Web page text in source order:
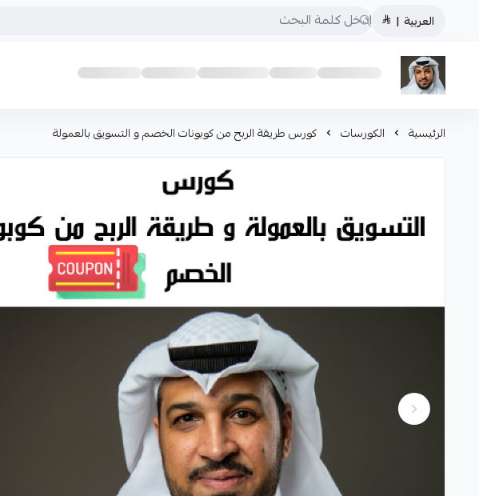
العربية |
خدمات و كورسات التسويق م. أحمد عنقاوي
الرئيسية الكورسات كورس طريقة الربح من كوبونات الخصم و التسويق بالعمولة